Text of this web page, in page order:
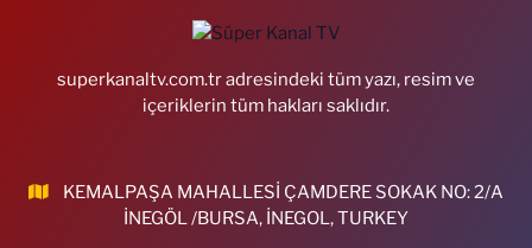
superkanaltv.com.tr adresindeki tüm yazı, resim ve
içeriklerin tüm hakları saklıdır.
KEMALPAŞA MAHALLESİ ÇAMDERE SOKAK NO: 2/A
İNEGÖL /BURSA, İNEGOL, TURKEY